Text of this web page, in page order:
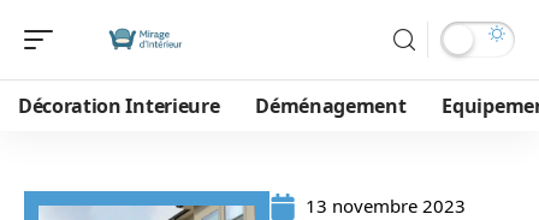
Décoration Interieure Déménagement
13 novembre 2023